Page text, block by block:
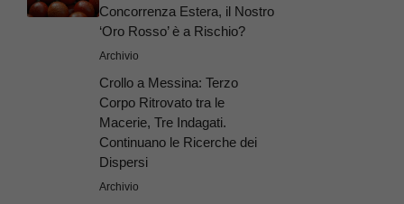
Concorrenza Estera, il Nostro
‘Oro Rosso’ è a Rischio?
Archivio
Crollo a Messina: Terzo
Corpo Ritrovato tra le
Macerie, Tre Indagati.
Continuano le Ricerche dei
Dispersi
Archivio